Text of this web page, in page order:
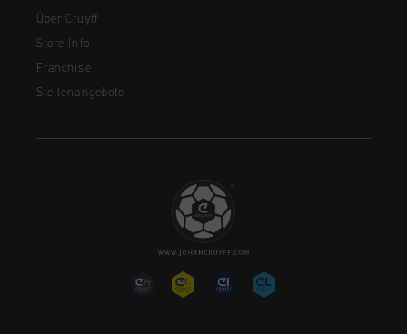
Über Cruyff
Store Info
Franchise
Stellenangebote